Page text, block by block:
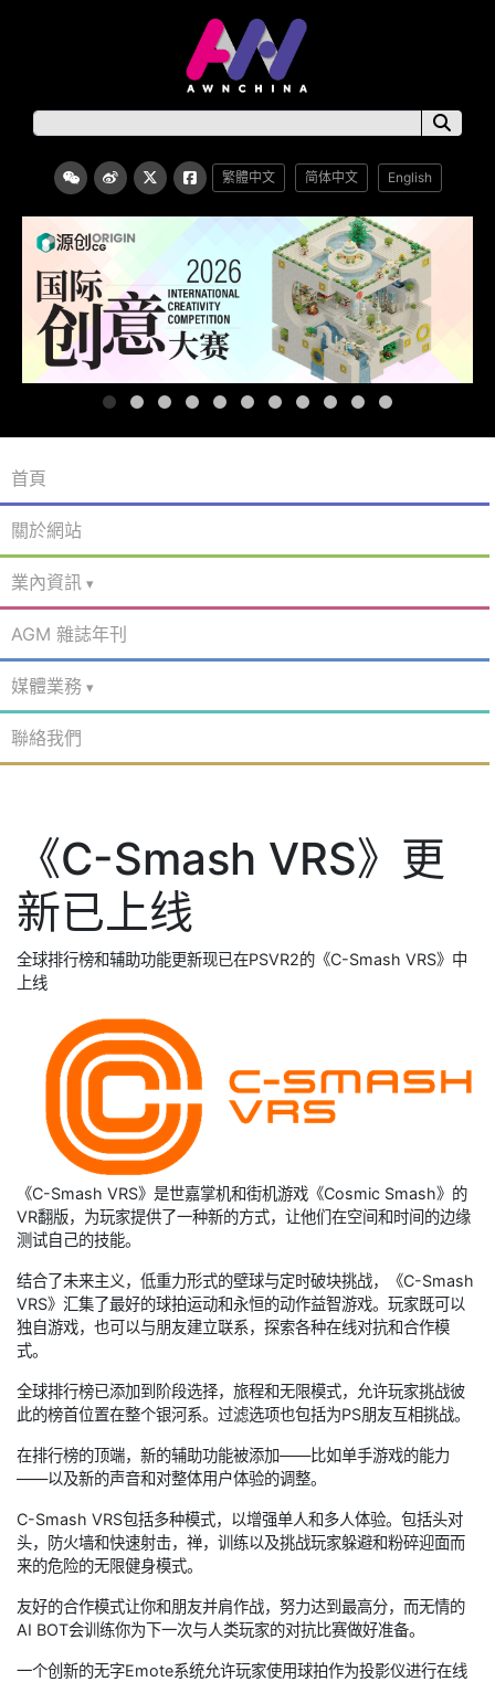
繁體中文 简体中文 English
首頁
關於網站
業內資訊
AGM 雜誌年刊
媒體業務
聯絡我們
《C-Smash VRS》更
新已上线
全球排行榜和辅助功能更新现已在PSVR2的《C-Smash VRS》中
上线
《C-Smash VRS》是世嘉掌机和街机游戏《Cosmic Smash》的
VR翻版，为玩家提供了一种新的方式，让他们在空间和时间的边缘
测试自己的技能。
结合了未来主义，低重力形式的壁球与定时破块挑战，《C-Smash
VRS》汇集了最好的球拍运动和永恒的动作益智游戏。玩家既可以
独自游戏，也可以与朋友建立联系，探索各种在线对抗和合作模
式。
全球排行榜已添加到阶段选择，旅程和无限模式，允许玩家挑战彼
此的榜首位置在整个银河系。过滤选项也包括为PS朋友互相挑战。
在排行榜的顶端，新的辅助功能被添加——比如单手游戏的能力
——以及新的声音和对整体用户体验的调整。
C-Smash VRS包括多种模式，以增强单人和多人体验。包括头对
头，防火墙和快速射击，禅，训练以及挑战玩家躲避和粉碎迎面而
来的危险的无限健身模式。
友好的合作模式让你和朋友并肩作战，努力达到最高分，而无情的
AI BOT会训练你为下一次与人类玩家的对抗比赛做好准备。
一个创新的无字Emote系统允许玩家使用球拍作为投影仪进行在线